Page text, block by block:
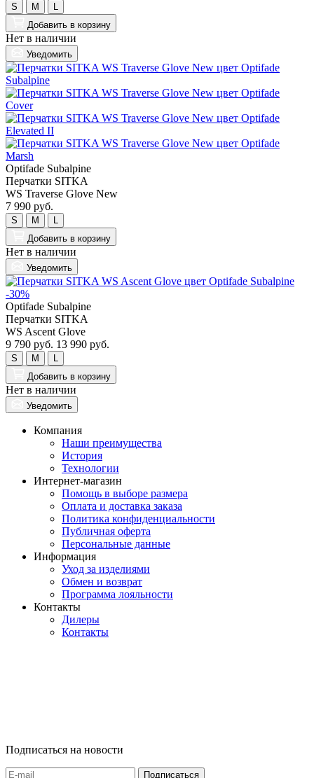
S M
Добавить в корзину
Нет в наличии
Уведомить
Optifade Subalpine
Перчатки SITKA
WS Traverse Glove New
7 990 руб.
S M
Добавить в корзину
Нет в наличии
Уведомить
-30%
Optifade Subalpine
Перчатки SITKA
WS Ascent Glove
9 790 руб. 13 990 руб.
S M
Добавить в корзину
Нет в наличии
Уведомить
Компания
Наши преимущества
История
Технологии
Интернет-магазин
Помощь в выборе размера
Оплата и доставка заказа
Политика конфиденциальности
Публичная оферта
Персональные данные
Информация
Уход за изделиями
Обмен и возврат
Программа лояльности
Контакты
Дилеры
Контакты
Подписаться на новости